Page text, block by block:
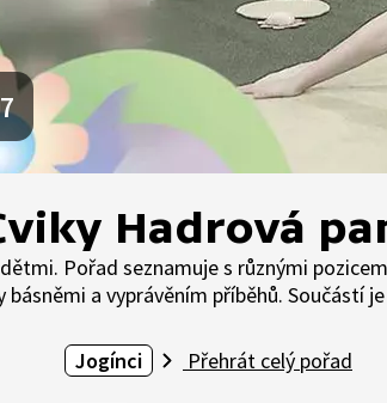
Hadrová
Pořad seznamuje s různými
básněmi a vyprávěním příběhů. Součástí
Jogínci Přehrát celý pořad